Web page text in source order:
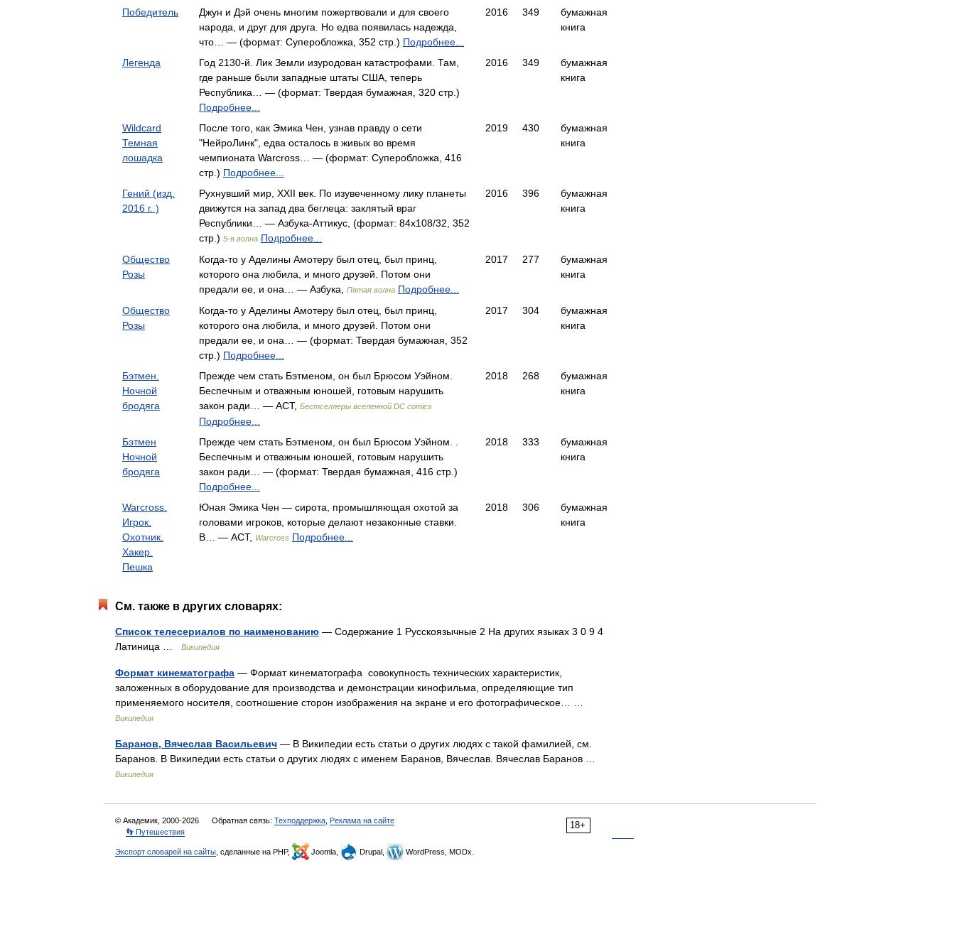
Победитель
Джун и Дэй очень многим пожертвовали и для своего
народа, и друг для друга. Но едва появилась надежда,
что… — (формат: Суперобложка, 352 стр.) Подробнее...
2016 349
бумажная
книга
Легенда
Год 2130-й. Лик Земли изуродован катастрофами. Там,
где раньше были западные штаты США, теперь
Республика… — (формат: Твердая бумажная, 320 стр.)
Подробнее...
2016 349
бумажная
книга
Wildcard
Темная
лошадка
После того, как Эмика Чен, узнав правду о сети
"НейроЛинк", едва осталось в живых во время
чемпионата Warcross… — (формат: Суперобложка, 416
стр.) Подробнее...
2019 430
бумажная
книга
Гений (изд.
2016 г. )
Рухнувший мир, XXII век. По изувеченному лику планеты
движутся на запад два беглеца: заклятый враг
Республики… — Азбука-Аттикус, (формат: 84x108/32, 352
стр.) 5-я волна Подробнее...
2016 396
бумажная
книга
Общество
Розы
Когда-то у Аделины Амотеру был отец, был принц,
которого она любила, и много друзей. Потом они
предали ее, и она… — Азбука,
Пятая волна Подробнее...
2017 277
бумажная
книга
Общество
Розы
Когда-то у Аделины Амотеру был отец, был принц,
которого она любила, и много друзей. Потом они
предали ее, и она… — (формат: Твердая бумажная, 352
стр.) Подробнее...
2017 304
бумажная
книга
Бэтмен.
Ночной
бродяга
Прежде чем стать Бэтменом, он был Брюсом Уэйном.
Беспечным и отважным юношей, готовым нарушить
закон ради… — АСТ, Бестселлеры вселенной DC comics
Подробнее...
2018 268
бумажная
книга
Бэтмен
Ночной
бродяга
Прежде чем стать Бэтменом, он был Брюсом Уэйном. .
Беспечным и отважным юношей, готовым нарушить
закон ради… — (формат: Твердая бумажная, 416 стр.)
Подробнее...
2018 333
бумажная
книга
Warcross.
Игрок.
Охотник.
Хакер.
Пешка
Юная Эмика Чен — сирота, промышляющая охотой за
головами игроков, которые делают незаконные ставки.
В… — АСТ, Warcross Подробнее...
2018 306
бумажная
книга
См. также в других словарях:
Список телесериалов по наименованию — Содержание 1 Русскоязычные 2 На других языках 3 0 9 4
Латиница …
Википедия
Формат кинематографа — Формат кинематографа совокупность технических характеристик,
заложенных в оборудование для производства и демонстрации кинофильма, определяющие тип
применяемого носителя, соотношение сторон изображения на экране и его фотографическое… …
Википедия
Баранов, Вячеслав Васильевич — В Википедии есть статьи о других людях с такой фамилией, см.
Баранов. В Википедии есть статьи о других людях с именем Баранов, Вячеслав. Вячеслав Баранов …
Википедия
18+
© Академик, 2000-2026 Обратная связь: Техподдержка Реклама на сайте
👣 Путешествия
Экспорт словарей на сайты , сделанные на PHP, Joomla, Drupal, WordPress, MODx.